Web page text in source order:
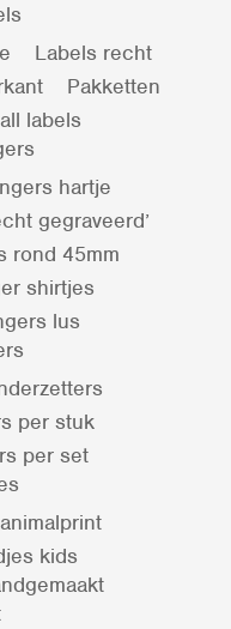
Labels recht
Pakketten
labels
hartje
gegraveerd’
rond 45mm
shirtjes
lus
per stuk
per set
kids